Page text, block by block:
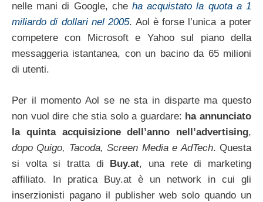
nelle mani di Google, cheha acquistato la quota a 1
miliardo di dollari nel 2005. Aol è forse l’unica a poter
competere con Microsoft e Yahoo sul piano della
messaggeria istantanea, con un bacino da 65 milioni
di utenti.
Per il momento Aol se ne sta in disparte ma questo
non vuol dire che stia solo a guardare: ha annunciato
la quinta acquisizione dell’anno nell’advertising,
dopo Quigo, Tacoda, Screen Media e AdTech. Questa
si volta si tratta di Buy.at, una rete di marketing
affiliato. In pratica Buy.at è un network in cui gli
inserzionisti pagano il publisher web solo quando un